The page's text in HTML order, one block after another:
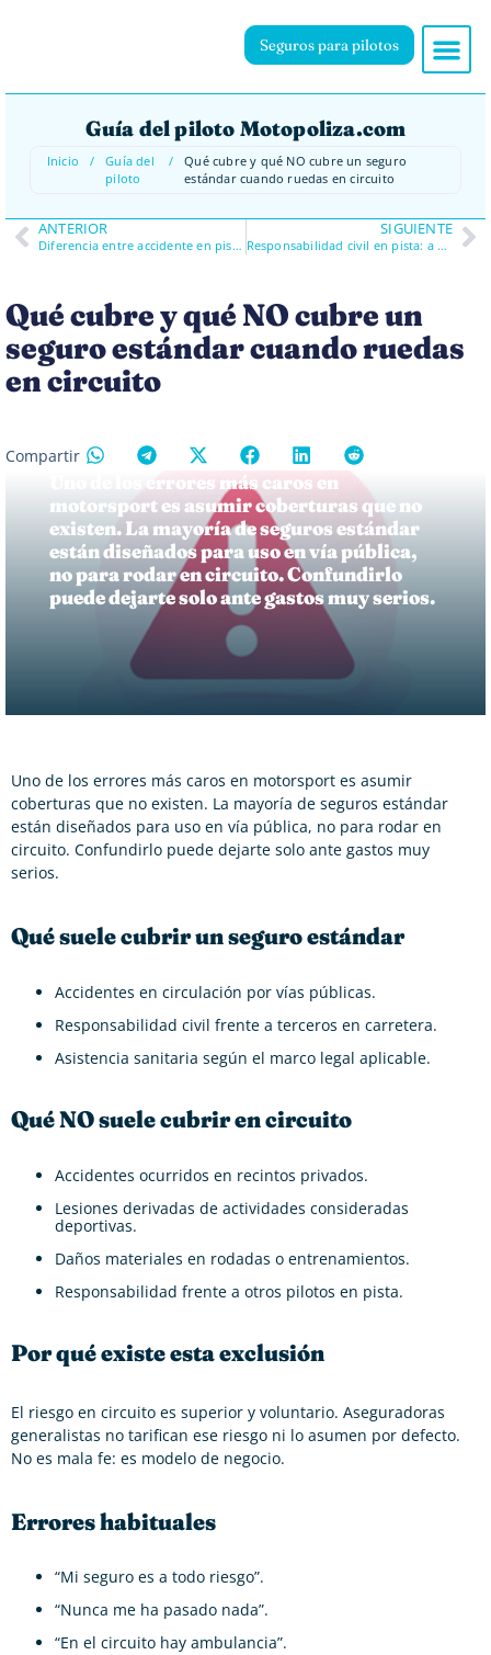
Seguros para pilotos
Guía del piloto Motopoliza.com
Inicio /
Guía del
piloto
/
Qué cubre y qué NO cubre un seguro
estándar cuando ruedas en circuito
ANTERIOR
Diferencia entre accidente en pista y accidente en carretera
SIGUIENTE
Responsabilidad civil en pista: a quién puedes dañar y cómo
Qué cubre y qué NO cubre un
seguro estándar cuando ruedas
en circuito
Compartir
Uno de los errores más caros en
motorsport es asumir coberturas que no
existen. La mayoría de seguros estándar
están diseñados para uso en vía pública,
no para rodar en circuito. Confundirlo
puede dejarte solo ante gastos muy serios.
Uno de los errores más caros en motorsport es asumir
coberturas que no existen. La mayoría de seguros estándar
están diseñados para uso en vía pública, no para rodar en
circuito. Confundirlo puede dejarte solo ante gastos muy
serios.
Qué suele cubrir un seguro estándar
Accidentes en circulación por vías públicas.
Responsabilidad civil frente a terceros en carretera.
Asistencia sanitaria según el marco legal aplicable.
Qué NO suele cubrir en circuito
Accidentes ocurridos en recintos privados.
Lesiones derivadas de actividades consideradas
deportivas.
Daños materiales en rodadas o entrenamientos.
Responsabilidad frente a otros pilotos en pista.
Por qué existe esta exclusión
El riesgo en circuito es superior y voluntario. Aseguradoras
generalistas no tarifican ese riesgo ni lo asumen por defecto.
No es mala fe: es modelo de negocio.
Errores habituales
“Mi seguro es a todo riesgo”.
“Nunca me ha pasado nada”.
“En el circuito hay ambulancia”.